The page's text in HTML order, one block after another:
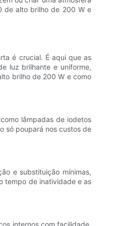
de alto brilho de 200 W e
é crucial. É aqui que as
luz brilhante e uniforme,
brilho de 200 W e como
lâmpadas de iodetos
só poupará nos custos de
e substituição mínimas,
tempo de inatividade e as
internos com facilidade.